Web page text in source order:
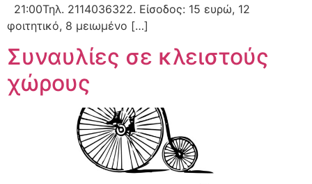
21:00Τηλ. 2114036322. Είσοδος: 15 ευρώ, 12
φοιτητικό, 8 μειωμένο […]
Συναυλίες σε κλειστούς
χώρους